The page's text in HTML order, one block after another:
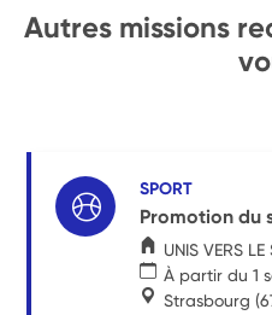
Autres missions
SPORT
Promotion du
UNIS VERS LE
À partir du 1
Strasbourg